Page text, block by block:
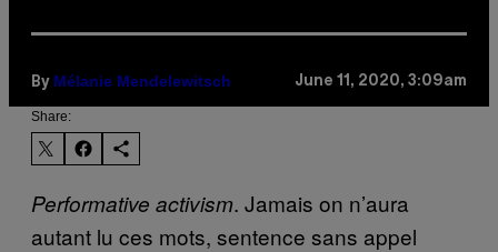
By Mélanie Mendelewitsch June 11, 2020, 3:09am
Share:
Performative activism. Jamais on n’aura
autant lu ces mots, sentence sans appel